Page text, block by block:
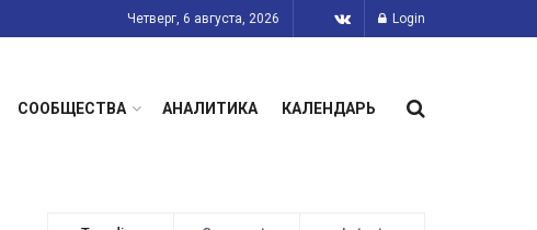
Четверг, 6 августа, 2026 Login
СООБЩЕСТВА АНАЛИТИКА КАЛЕНДАРЬ